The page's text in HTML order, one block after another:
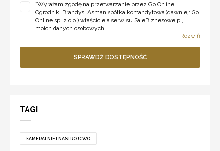
*Wyrażam zgodę na przetwarzanie przez Go Online
Ogrodnik, Brandys, Asman spółka komandytowa (dawniej: Go
Online sp. z o.o.) właściciela serwisu SaleBiznesowe.pl,
moich danych osobowych...
Rozwiń
SPRAWDŹ DOSTĘPNOŚĆ
TAGI
KAMERALNIE I NASTROJOWO